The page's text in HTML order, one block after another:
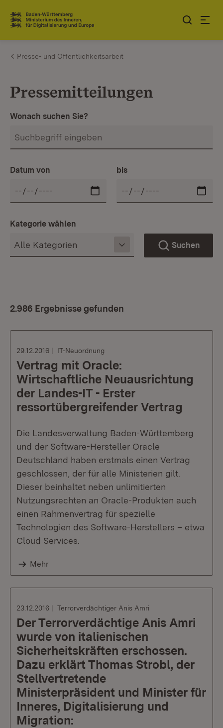
Zum Inhalt springen
Link zur Startseite
Presse- und Öffentlichkeitsarbeit
Pressemitteilungen
Wonach suchen Sie?
Datum von bis
Kategorie wählen
Suchen
2.986 Ergebnisse gefunden
29.12.2016 IT-Neuordnung
Vertrag mit Oracle:
Wirtschaftliche Neuausrichtung
der Landes-IT - Erster
ressortübergreifender Vertrag
Die Landesverwaltung Baden-Württemberg
und der Software-Hersteller Oracle
Deutschland haben erstmals einen Vertrag
geschlossen, der für alle Ministerien gilt.
Dieser beinhaltet neben unlimitierten
Nutzungsrechten an Oracle-Produkten auch
einen Rahmenvertrag für spezielle
Technologien des Software-Herstellers – etwa
Cloud Services.
Mehr
23.12.2016 Terrorverdächtiger Anis Amri
Der Terrorverdächtige Anis Amri
wurde von italienischen
Sicherheitskräften erschossen.
Dazu erklärt Thomas Strobl, der
Stellvertretende
Ministerpräsident und Minister für
Inneres, Digitalisierung und
Migration: